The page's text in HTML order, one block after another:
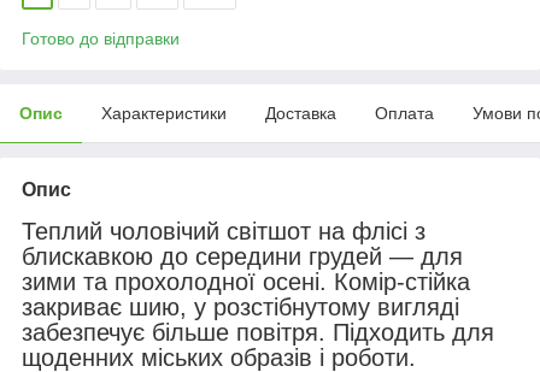
Готово до відправки
Опис Характеристики Доставка Оплата Умови
Опис
Теплий чоловічий світшот на флісі з
блискавкою до середини грудей — для
зими та прохолодної осені. Комір-стійка
закриває шию, у розстібнутому вигляді
забезпечує більше повітря. Підходить для
щоденних міських образів і роботи.